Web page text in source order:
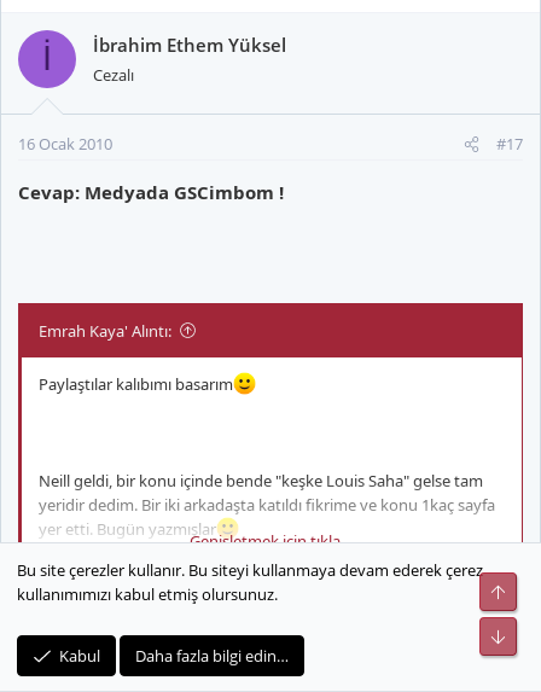
İ İbrahim Ethem Yüksel
Cezalı
16 Ocak 2010 #17
Cevap: Medyada GSCimbom !
Emrah Kaya' Alıntı:
Paylaştılar kalıbımı basarım
Neill geldi, bir konu içinde bende "keşke Louis Saha" gelse tam
yeridir dedim. Bir iki arkadaşta katıldı fikrime ve konu 1kaç sayfa
yer etti. Bugün yazmışlar
Genişletmek için tıkla ...
Bu site çerezler kullanır. Bu siteyi kullanmaya devam ederek çerez
kullanımımızı kabul etmiş olursunuz.
Kabul Daha fazla bilgi edin…